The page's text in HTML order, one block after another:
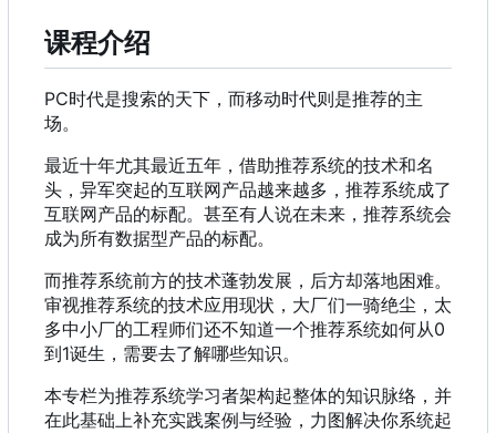
课程介绍
PC时代是搜索的天下 ， 而移动时代则是推荐的主
场。
最近十年尤其最近五年，借助推荐系统的技术和名
头，异军突起的互联网产品越来越多，推荐系统成了
互联网产品的标配。甚至有人说在未来，推荐系统会
成为所有数据型产品的标配。
而推荐系统前方的技术蓬勃发展 ， 后方却落地困难。
审视推荐系统的技术应用现状 ， 大厂们一骑绝尘 ， 太
多中小厂的工程师们还不知道一个推荐系统如何从0
到1诞生 ， 需要去了解哪些知识。
本专栏为推荐系统学习者架构起整体的知识脉络 ， 并
在此基础上补充实践案例与经验 ， 力图解决你系统起